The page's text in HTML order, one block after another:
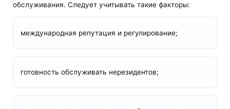
обслуживания. Следует учитывать такие факторы:
международная репутация и регулирование;
готовность обслуживать нерезидентов;